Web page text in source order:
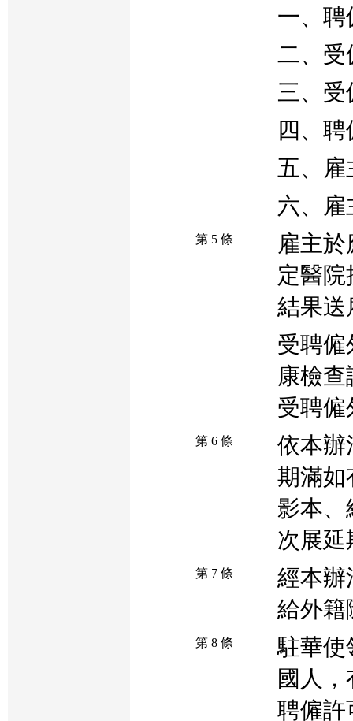
一、聘
二、受
三、
四、
五、雇
六、雇
第 5 條
雇主
定醫
結果送
受聘僱
康檢
受聘僱
第 6 條
依本辦
期滿如
影本、
次展延
第 7 條
經本辦
給外籍
第 8 條
駐華使
國人
聘僱許